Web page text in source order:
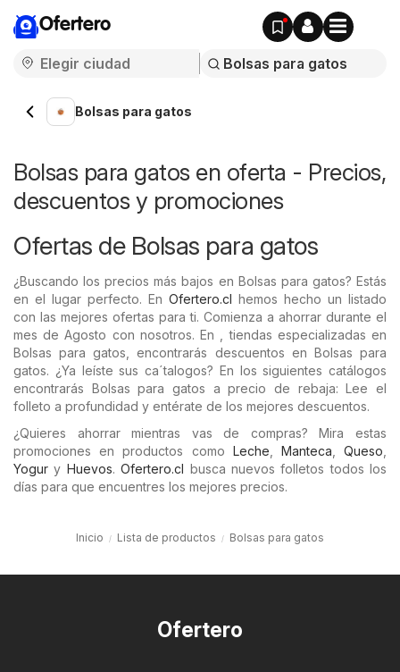
Ofertero
Bolsas para gatos
Bolsas para gatos en oferta - Precios,
descuentos y promociones
Ofertas de Bolsas para gatos
¿Buscando los precios más bajos en Bolsas para gatos? Estás
en el lugar perfecto. En Ofertero.cl hemos hecho un listado
con las mejores ofertas para ti. Comienza a ahorrar durante el
mes de Agosto con nosotros. En , tiendas especializadas en
Bolsas para gatos, encontrarás descuentos en Bolsas para
gatos. ¿Ya leíste sus ca´talogos? En los siguientes catálogos
encontrarás Bolsas para gatos a precio de rebaja: Lee el
folleto a profundidad y entérate de los mejores descuentos.
¿Quieres ahorrar mientras vas de compras? Mira estas
promociones en productos como Leche Manteca ,Queso
Yogur y Huevos.Ofertero.cl busca nuevos folletos todos los
días para que encuentres los mejores precios.
Inicio Lista de productos Bolsas para gatos
Ofertero